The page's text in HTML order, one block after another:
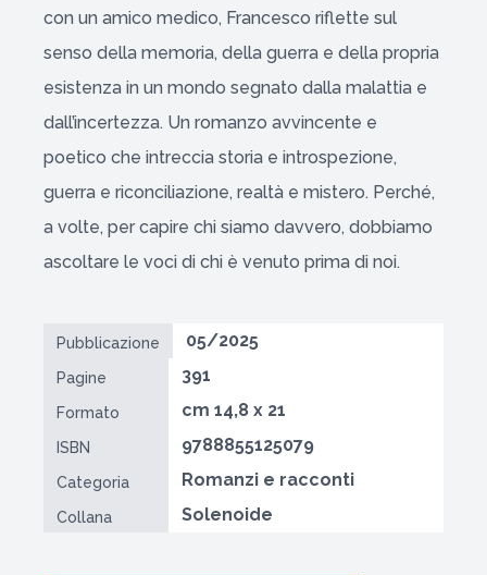
con un amico medico, Francesco riflette sul
senso della memoria, della guerra e della propria
esistenza in un mondo segnato dalla malattia e
dall’incertezza. Un romanzo avvincente e
poetico che intreccia storia e introspezione,
guerra e riconciliazione, realtà e mistero. Perché,
a volte, per capire chi siamo davvero, dobbiamo
ascoltare le voci di chi è venuto prima di noi.
Pubblicazione 05/2025
Pagine 391
Formato cm 14,8 x 21
ISBN 9788855125079
Categoria Romanzi e racconti
Collana Solenoide